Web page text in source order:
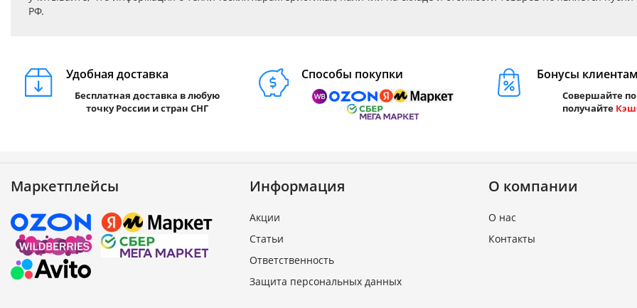
РФ.
Удобная доставка
Бесплатная доставка в любую
точку России и стран СНГ
Способы покупки Бонусы клиентам
Совершайте
получайте
Маркетплейсы Информация
Акции
Статьи
Ответственность
Защита персональных данных
О компании
О нас
Контакты